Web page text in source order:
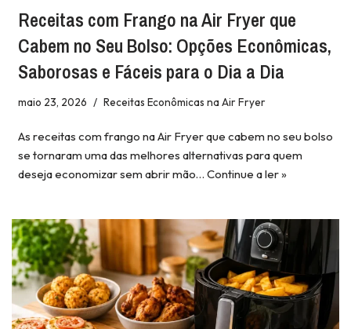
Receitas com Frango na Air Fryer que
Cabem no Seu Bolso: Opções Econômicas,
Saborosas e Fáceis para o Dia a Dia
maio 23, 2026 Receitas Econômicas na Air Fryer
As receitas com frango na Air Fryer que cabem no seu bolso
se tornaram uma das melhores alternativas para quem
deseja economizar sem abrir mão… Continue a ler »